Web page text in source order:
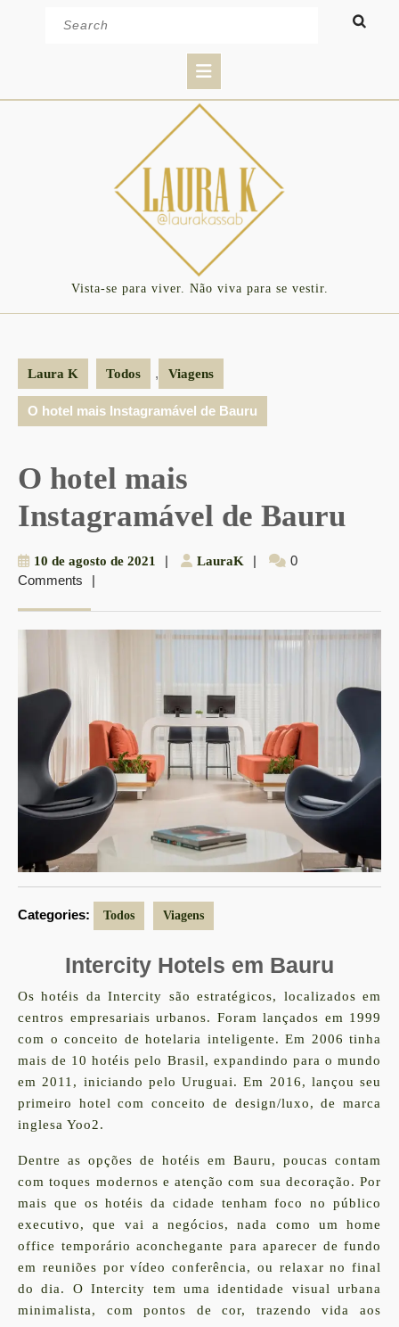
Button
Vista-se para viver. Não viva para se vestir.
Laura K Todos , Viagens
O hotel mais Instagramável de Bauru
O hotel mais
Instagramável de Bauru
10 de agosto de 2021
10
2021
| LauraK LauraK
|
0
Comments
|
Categories: Todos Viagens
Intercity Hotels em Bauru
Os hotéis da Intercity são estratégicos, localizados em
centros empresariais urbanos. Foram lançados em 1999
com o conceito de hotelaria inteligente. Em 2006 tinha
mais de 10 hotéis pelo Brasil, expandindo para o mundo
em 2011, iniciando pelo Uruguai. Em 2016, lançou seu
primeiro hotel com conceito de design/luxo, de marca
inglesa Yoo2.
Dentre as opções de hotéis em Bauru, poucas contam
com toques modernos e atenção com sua decoração. Por
mais que os hotéis da cidade tenham foco no público
executivo, que vai a negócios, nada como um home
office temporário aconchegante para aparecer de fundo
em reuniões por vídeo conferência, ou relaxar no final
do dia. O Intercity tem uma identidade visual urbana
minimalista, com pontos de cor, trazendo vida aos